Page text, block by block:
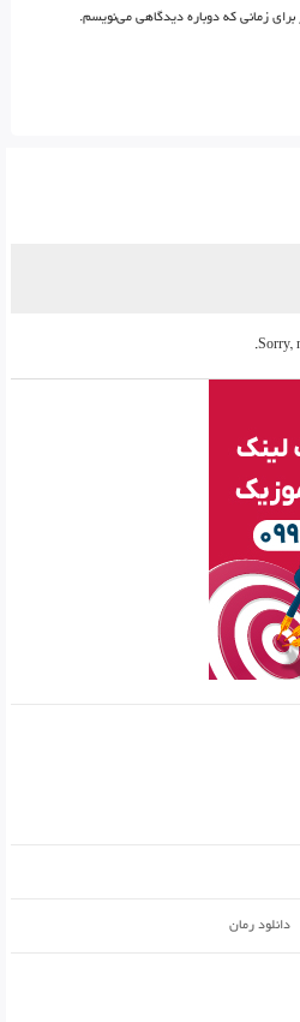
زمانی که دوباره دیدگاهی می‌نویسم.
Sorry,
دانلود رمان